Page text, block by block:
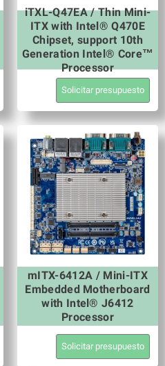
iTXL-Q47EA / Thin Mini-
ITX with Intel® Q470E
Chipset, support 10th
Generation Intel® Core™
Processor
Solicitar presupuesto
mITX-6412A / Mini-ITX
Embedded Motherboard
with Intel® J6412
Processor
Solicitar presupuesto